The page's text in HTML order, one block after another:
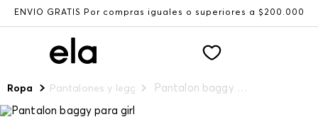
ENVÍO GRATIS Por compras iguales o superiores a $200.000
Ropa Pantalones y leggings Pantalon baggy para girl